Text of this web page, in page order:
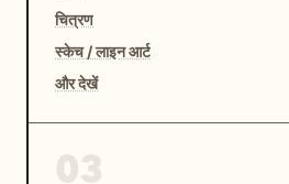
चित्रण
स्केच / लाइन आर्ट
और देखें